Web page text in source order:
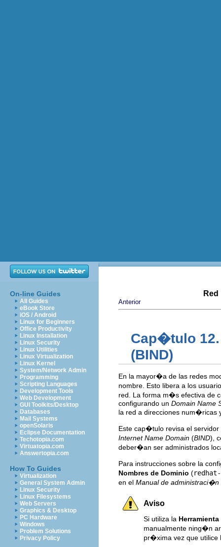
On-line Guides
All Guides
eBook Store
iOS / Android
Linux for Beginners
Office Productivity
Linux Installation
Linux Security
Linux Utilities
Linux Virtualization
Linux Kernel
System/Network Admin
Programming
Scripting Languages
Development Tools
Web Development
GUI Toolkits/Desktop
Databases
Mail Systems
openSolaris
Eclipse Documentation
Techotopia.com
Virtuatopia.com
Answertopia.com
How To Guides
Virtualization
General System Admin
Linux Security
Linux Filesystems
Web Servers
Graphics & Desktop
PC Hardware
Windows
Problem Solutions
Privacy Policy
Anterior
Cap�tulo 12.
(BIND)
En la mayor�a de las redes
nombre. Esto libera a los
red. La forma m�s efectiva de
configurando un Domain Name
la red a direcciones num�ricas
Este cap�tulo revisa el
Internet Name Domain (BIND),
deber�an ser administrados
Para instrucciones sobre la
Nombres de Dominio (
en el Manual de administraci�n
Aviso
Si utiliza la
manualmente ning�n
pr�xima vez que utilice